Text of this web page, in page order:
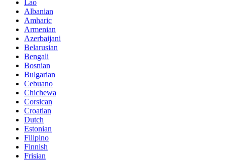
Lao
Albanian
Amharic
Armenian
Azerbaijani
Belarusian
Bengali
Bosnian
Bulgarian
Cebuano
Chichewa
Corsican
Croatian
Dutch
Estonian
Filipino
Finnish
Frisian